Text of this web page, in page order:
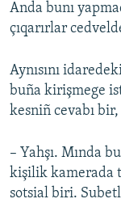
Anda bunı
çıqarırlar
Aynısını
buña kirişmege
kesniñ cevabı
– Yahşı. Mında
kişilik kamerada
sotsial biri.